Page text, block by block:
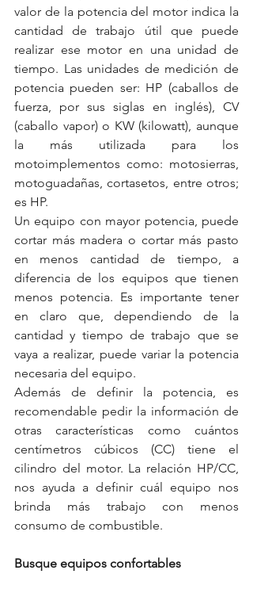
valor de la potencia del motor indica la
cantidad de trabajo útil que puede
realizar ese motor en una unidad de
tiempo. Las unidades de medición de
potencia pueden ser: HP (caballos de
fuerza, por sus siglas en inglés), CV
(caballo vapor) o KW (kilowatt), aunque
la más utilizada para los
motoimplementos como: motosierras,
motoguadañas, cortasetos, entre otros;
es HP.
Un equipo con mayor potencia, puede
cortar más madera o cortar más pasto
en menos cantidad de tiempo, a
diferencia de los equipos que tienen
menos potencia. Es importante tener
en claro que, dependiendo de la
cantidad y tiempo de trabajo que se
vaya a realizar, puede variar la potencia
necesaria del equipo.
Además de definir la potencia, es
recomendable pedir la información de
otras características como cuántos
centímetros cúbicos (CC) tiene el
cilindro del motor. La relación HP/CC,
nos ayuda a definir cuál equipo nos
brinda más trabajo con menos
consumo de combustible.
Busque equipos confortables